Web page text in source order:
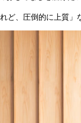
ど、圧倒的に上質」